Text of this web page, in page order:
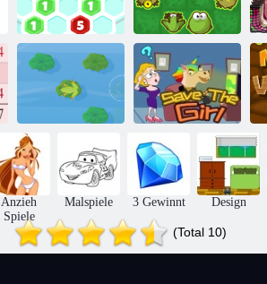
Hexa
verschmelzen
Froschrausch
Cleverer Frosch
Rette das
Mädchen
Anzieh
Spiele
Malspiele 3 Gewinnt Design
(Total 10)